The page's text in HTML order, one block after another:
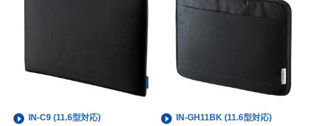
IN-C9 (11.6型対応)
IN-GH11BK (11.6型対応)